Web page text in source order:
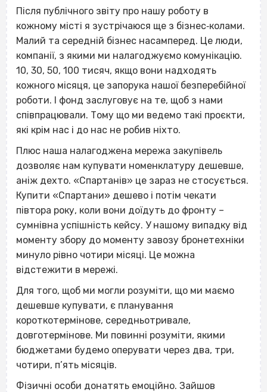
Після публічного звіту про нашу роботу в
кожному місті я зустрічаюся ще з бізнес‐колами.
Малий та середній бізнес насамперед. Це люди,
компанії, з якими ми налагоджуємо комунікацію.
10, 30, 50, 100 тисяч, якщо вони надходять
кожного місяця, це запорука нашої безперебійної
роботи. І фонд заслуговує на те, щоб з нами
співпрацювали. Тому що ми ведемо такі проєкти,
які крім нас і до нас не робив ніхто.
Плюс наша налагоджена мережа закупівель
дозволяє нам купувати номенклатуру дешевше,
аніж дехто. «Спартанів» це зараз не стосується.
Купити «Спартани» дешево і потім чекати
півтора року, коли вони доїдуть до фронту –
сумнівна успішність кейсу. У нашому випадку від
моменту збору до моменту завозу бронетехніки
минуло рівно чотири місяці. Це можна
відстежити в мережі.
Для того, щоб ми могли розуміти, що ми маємо
дешевше купувати, є планування
короткотермінове, середньотривале,
довготермінове. Ми повинні розуміти, якими
бюджетами будемо оперувати через два, три,
чотири, п’ять місяців.
Фізичні особи донатять емоційно. Зайшов